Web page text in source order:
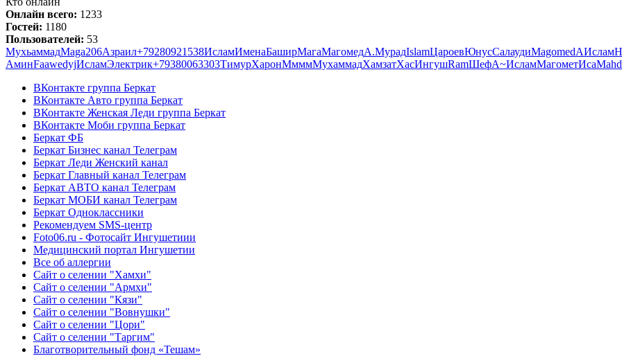
Онлайн всего: 1233
Гостей: 1180
Пользователей: 53
МухьаммадMaga206Азраил+79280921538ИсламИменаБаширМагаМагомедА.МурадIslamЦароевЮнусСалаудиMagomedАИслам
АминFaawedyjИсламЭлектрик+79380063303ТимурХаронМмммМухаммадХамзатХасИнгушRamШефA~ИсламМагометИса
ВКонтакте группа Беркат
ВКонтакте Авто группа Беркат
ВКонтакте Женская Леди группа Беркат
ВКонтакте Моби группа Беркат
Беркат ФБ
Беркат Бизнес канал Телеграм
Беркат Леди Женский канал
Беркат Главный канал Телеграм
Беркат АВТО канал Телеграм
Беркат МОБИ канал Телеграм
Беркат Одноклассники
Рекомендуем SMS-центр
Foto06.ru - Фотосайт Ингушетиии
Медицинский портал Ингушетии
Все об аллергии
Сайт о селении "Хамхи"
Сайт о селении "Армхи"
Сайт о селении "Кязи"
Сайт о селении "Вовнушки"
Сайт о селении "Цори"
Сайт о селении "Таргим"
Благотворительный фонд «Тешам»